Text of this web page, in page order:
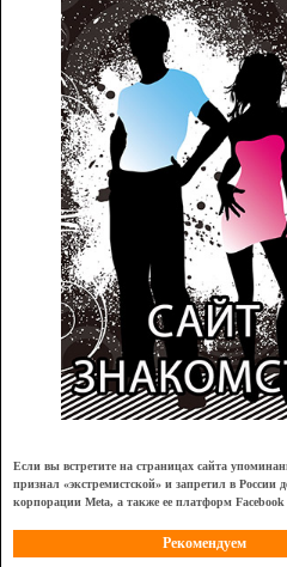
Если вы встретите на страницах сайта
признал «экстремистской» и запретил в России
корпорации Meta, а также ее платформ
Рекомендуем